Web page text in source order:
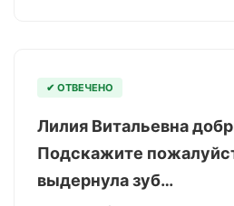
✔ ОТВЕЧЕНО
Лилия Витальевна
Подскажите
выдернула зуб…